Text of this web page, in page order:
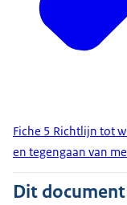
Fiche 5 Richtlijn tot
en tegengaan van
Dit